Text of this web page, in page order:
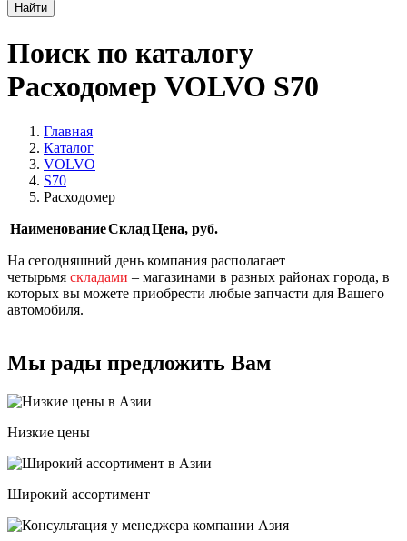
Найти
Поиск по каталогу
Расходомер VOLVO S70
Главная
Каталог
VOLVO
S70
Расходомер
НаименованиеСкладЦена, руб.
На сегодняшний день компания располагает
четырьмя складами – магазинами в разных районах города, в
которых вы можете приобрести любые запчасти для Вашего
автомобиля.
Мы рады предложить Вам
Низкие цены
Широкий ассортимент